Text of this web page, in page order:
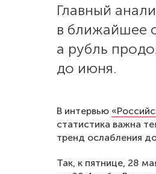
Главный
в ближайшее
а рубль
до июня.
В интервью
статистика важна
тренд ослабления
Так, к пятнице, 28